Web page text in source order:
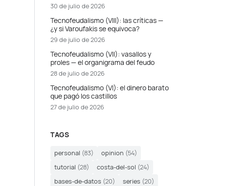
30 de julio de 2026
Tecnofeudalismo (VIII): las críticas —
¿y si Varoufakis se equivoca?
29 de julio de 2026
Tecnofeudalismo (VII): vasallos y
proles — el organigrama del feudo
28 de julio de 2026
Tecnofeudalismo (VI): el dinero barato
que pagó los castillos
27 de julio de 2026
TAGS
personal (83) opinion (54)
tutorial (28) costa-del-sol (24)
bases-de-datos (20) series (20)